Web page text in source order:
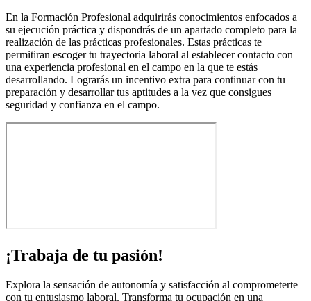
En la Formación Profesional adquirirás conocimientos enfocados a
su ejecución práctica y dispondrás de un apartado completo para la
realización de las prácticas profesionales. Estas prácticas te
permitiran escoger tu trayectoria laboral al establecer contacto con
una experiencia profesional en el campo en la que te estás
desarrollando. Lograrás un incentivo extra para continuar con tu
preparación y desarrollar tus aptitudes a la vez que consigues
seguridad y confianza en el campo.
¡Trabaja de tu pasión!
Explora la sensación de autonomía y satisfacción al comprometerte
con tu entusiasmo laboral. Transforma tu ocupación en una